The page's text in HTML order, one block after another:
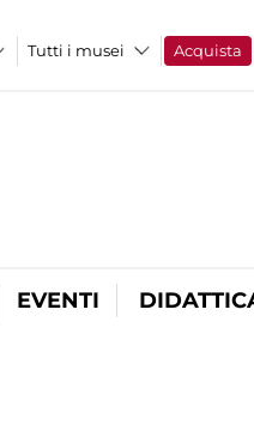
Tutti i musei Acquista
EVENTI